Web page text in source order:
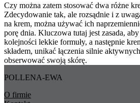
Czy można zatem stosować dwa różne
Zdecydowanie tak, ale rozsądnie i z
na krem, można używać ich
porę dnia. Kluczowa tutaj jest zasada,
kolejności lekkie formuły, a następnie
składem, unikać łączenia silnie
obserwować swoją skórę.
POLLENA-EWA
O firmie